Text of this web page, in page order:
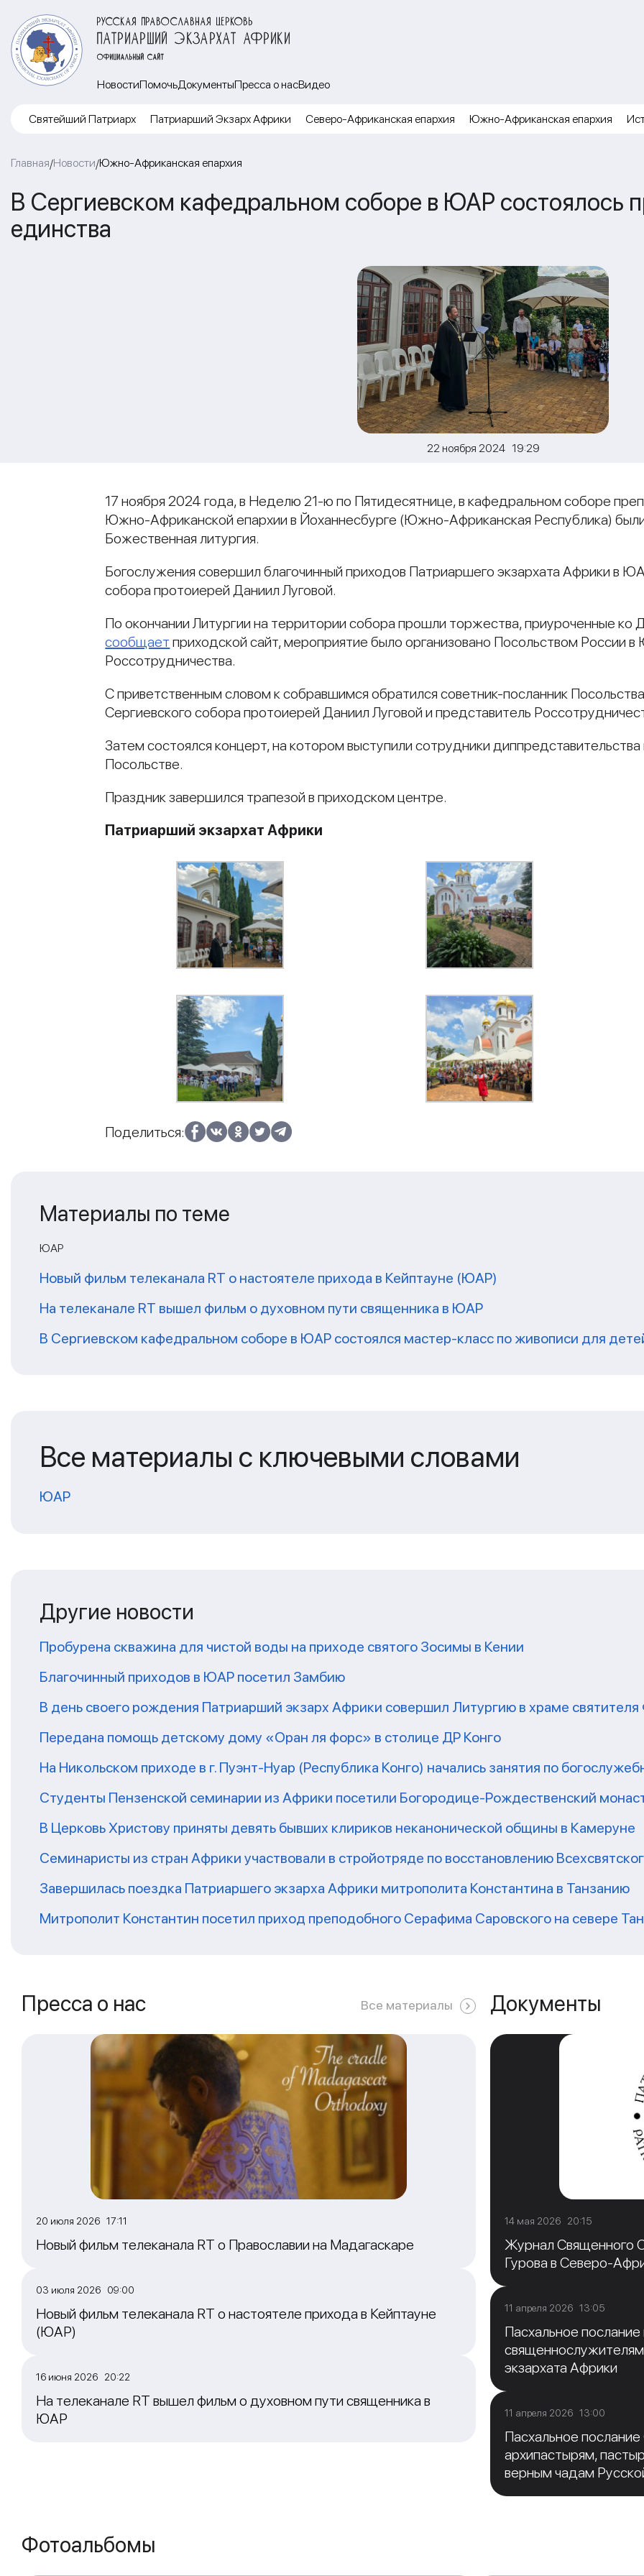
РУССКАЯ ПРАВОСЛАВНАЯ ЦЕРКОВЬ
ПАТРИАРШИЙ ЭКЗАРХАТ АФРИКИ
ОФИЦИАЛЬНЫЙ САЙТ
НовостиПомочьДокументыПресса о насВидео
Cвятейший Патриарх Патриарший Экзарх Африки Северо-Африканская епархия Южно-Африканская епархия
Главная/Новости/Южно-Африканская епархия
В Сергиевском кафедральном соборе в ЮАР состоялось
единства
22 ноября 2024 19:29
17 ноября 2024 года, в Неделю 21-ю по Пятидесятнице, в кафедральном соборе
Южно-Африканской епархии в Йоханнесбурге (Южно-Африканская Республика)
Божественная литургия.
Богослужения совершил благочинный приходов Патриаршего экзархата Африки в
собора протоиерей Даниил Луговой.
По окончании Литургии на территории собора прошли торжества, приуроченные ко
сообщает приходской сайт, мероприятие было организовано Посольством России
Россотрудничества.
С приветственным словом к собравшимся обратился советник-посланник
Сергиевского собора протоиерей Даниил Луговой и представитель
Затем состоялся концерт, на котором выступили сотрудники
Посольстве.
Праздник завершился трапезой в приходском центре.
Патриарший экзархат Африки
Поделиться:
Материалы по теме
ЮАР
Новый фильм телеканала RT о настоятеле прихода в Кейптауне (ЮАР)
На телеканале RT вышел фильм о духовном пути священника в ЮАР
В Сергиевском кафедральном соборе в ЮАР состоялся мастер-класс по живописи для
Все материалы с ключевыми словами
ЮАР
Другие новости
Пробурена скважина для чистой воды на приходе святого Зосимы в Кении
Благочинный приходов в ЮАР посетил Замбию
В день своего рождения Патриарший экзарх Африки совершил Литургию в храме
Передана помощь детскому дому «Оран ля форс» в столице ДР Конго
На Никольском приходе в г. Пуэнт-Нуар (Республика Конго) начались занятия по
Студенты Пензенской семинарии из Африки посетили Богородице-Рождественский
В Церковь Христову приняты девять бывших клириков неканонической общины в Камеруне
Семинаристы из стран Африки участвовали в стройотряде по восстановлению
Завершилась поездка Патриаршего экзарха Африки митрополита Константина в Танзанию
Митрополит Константин посетил приход преподобного Серафима Саровского на севере
Пресса о нас Все материалы
20 июля 2026 17:11
Новый фильм телеканала RT о Православии на Мадагаскаре
03 июля 2026 09:00
Новый фильм телеканала RT о настоятеле прихода в Кейптауне
(ЮАР)
16 июня 2026 20:22
На телеканале RT вышел фильм о духовном пути священника в
ЮАР
Документы
14 мая 2026 20:15
Журнал Священного
Гурова в Северо-
11 апреля 2026 13:05
Пасхальное
экзархата Африки
11 апреля 2026 13:00
Пасхальное
архипастырям,
верным чадам
Фотоальбомы